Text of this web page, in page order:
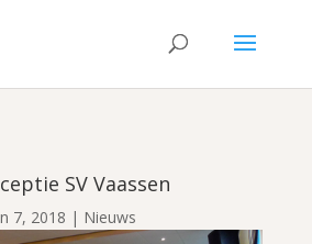
SV Vaassen
7, 2018 | Nieuws